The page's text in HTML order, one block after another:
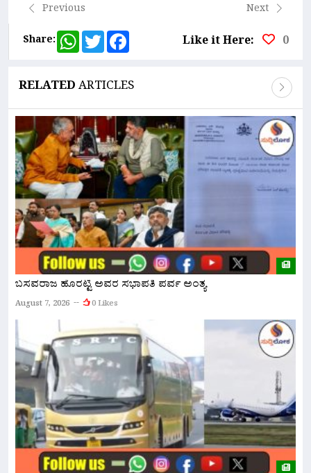
Previous
Next
Share:
WhatsApp
Twitter Like it Here: 0
RELATEDARTICLES
ಬಸವರಾಜ ಹೊರಟ್ಟಿ ಅವರ ಸಭಾಪತಿ ಪರ್ವ ಅಂತ್ಯ
August 7, 2026 0 Likes